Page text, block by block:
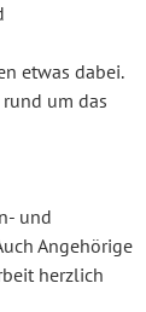
etwas dabei.
um das
und
Angehörige
herzlich